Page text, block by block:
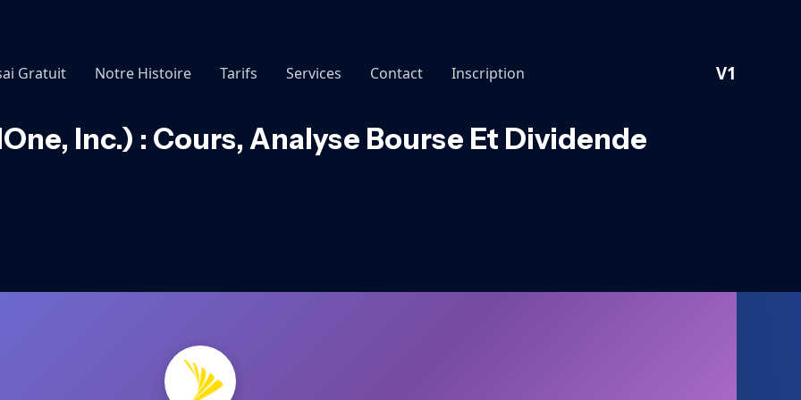
Gratuit Notre Histoire Tarifs Services Contact Inscription V1
Inc.) : Cours, Analyse Bourse Et Dividende